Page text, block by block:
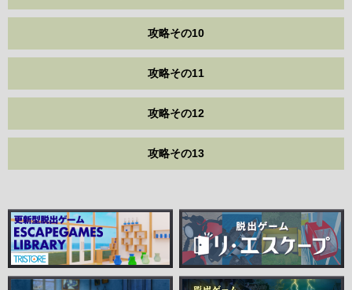
攻略その10
攻略その11
攻略その12
攻略その13